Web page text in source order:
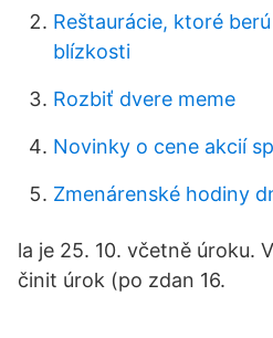
Reštaurácie, ktoré
blízkosti
Rozbiť dvere meme
Novinky o cene akcií
Zmenárenské hodiny
la je 25. 10. včetně úroku.
činit úrok (po zdan 16.